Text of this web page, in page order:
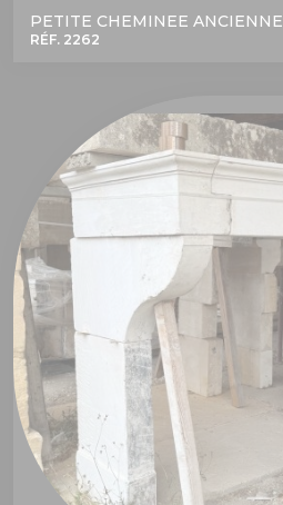
PETITE CHEMINEE ANCIENNE
RÉF. 2262